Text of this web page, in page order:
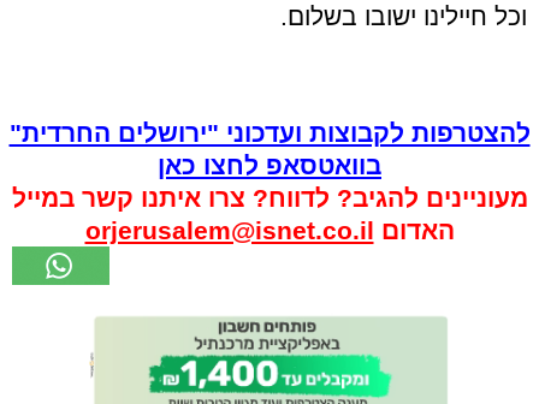
וכל חיילינו ישובו בשלום.
להצטרפות לקבוצות ועדכוני "ירושלים החרדית"
בוואטסאפ לחצו כאן
מעוניינים להגיב? לדווח? צרו איתנו קשר במייל
האדום orjerusalem@isnet.co.il